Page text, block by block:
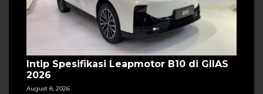
Intip Spesifikasi Leapmotor B10 di GIIAS
2026
August 8, 2026